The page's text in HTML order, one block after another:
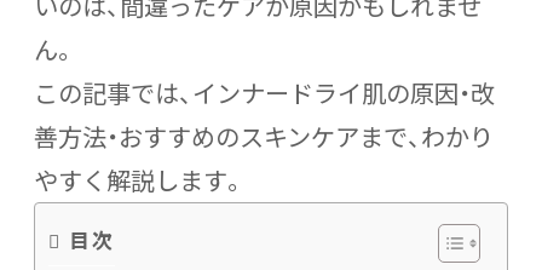
ん。
この記事では、インナードライ肌の原因・改
善方法・おすすめのスキンケアまで、わかり
やすく解説します。
目次